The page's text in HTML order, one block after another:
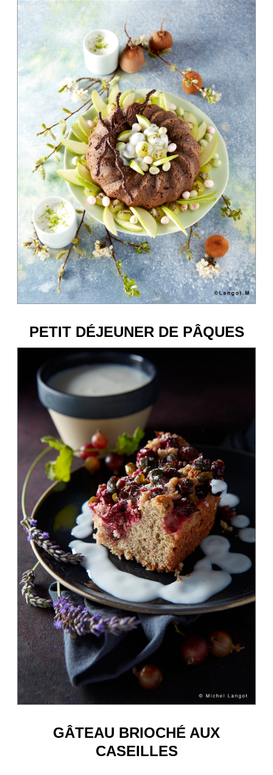
PETIT DÉJEUNER DE PÂQUES
GÂTEAU BRIOCHÉ AUX
CASEILLES